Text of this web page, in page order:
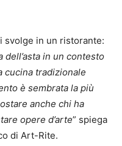
svolge in un ristorante:
dell’asta in un contesto
cucina tradizionale
è sembrata la più
anche chi ha
opere d’arte” spiega
di Art-Rite.